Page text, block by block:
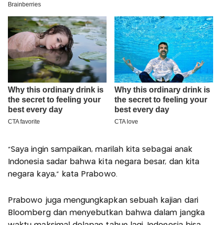
"Saya ingin sampaikan, marilah kita sebagai anak
Indonesia sadar bahwa kita negara besar, dan kita
negara kaya," kata Prabowo.
Prabowo juga mengungkapkan sebuah kajian dari
Bloomberg dan menyebutkan bahwa dalam jangka